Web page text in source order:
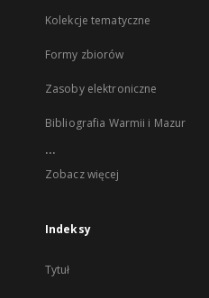
Kolekcje tematyczne
Formy zbiorów
Zasoby elektroniczne
Bibliografia Warmii i Mazur
...
Zobacz więcej
Indeksy
Tytuł